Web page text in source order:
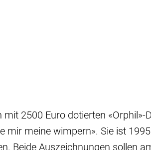
2500 Euro dotierten «Orphil»-
mir meine wimpern». Sie ist
Beide Auszeichnungen sollen